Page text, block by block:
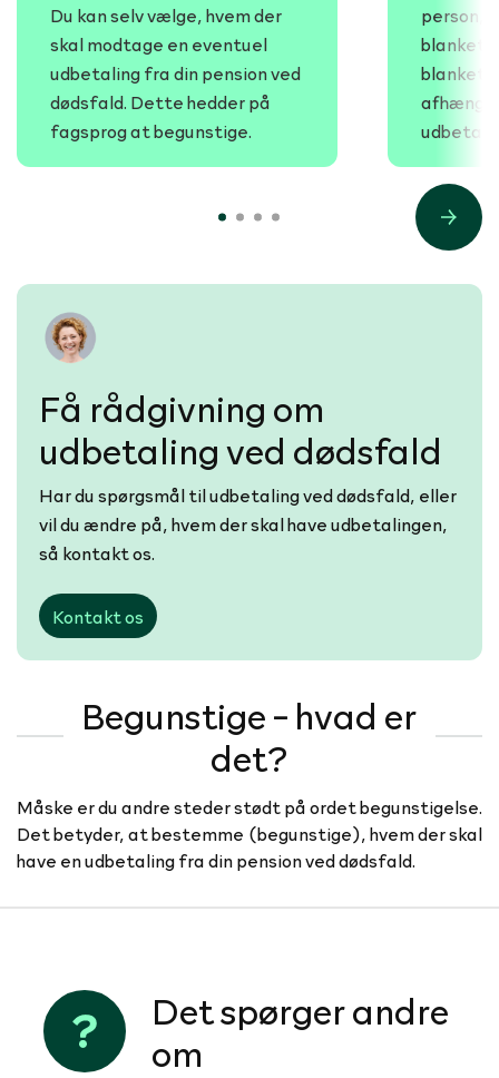
Du kan selv vælge, hvem der
skal modtage en eventuel
udbetaling fra din pension ved
dødsfald. Dette hedder på
fagsprog at begunstige.
person,
blanket.
Next
Få rådgivning om
udbetaling ved dødsfald
Har du spørgsmål til udbetaling ved dødsfald, eller
vil du ændre på, hvem der skal have udbetalingen,
så kontakt os.
Kontakt os
Begunstige - hvad er
det?
Måske er du andre steder stødt på ordet begunstigelse.
Det betyder, at bestemme (begunstige), hvem der skal
have en udbetaling fra din pension ved dødsfald.
Det spørger andre
om